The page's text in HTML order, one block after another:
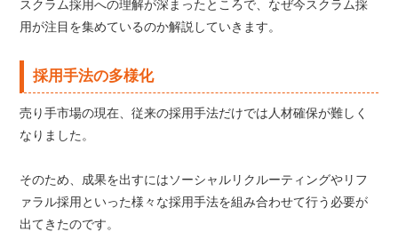
スクラム採用への理解が深まったところで、なぜ今スクラム採
用が注目を集めているのか解説していきます。
採用手法の多様化
売り手市場の現在、従来の採用手法だけでは人材確保が難しく
なりました。
そのため、成果を出すにはソーシャルリクルーティングやリフ
ァラル採用といった様々な採用手法を組み合わせて行う必要が
出てきたのです。